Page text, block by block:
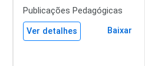
Publicações Pedagógicas
Ver detalhes Baixar